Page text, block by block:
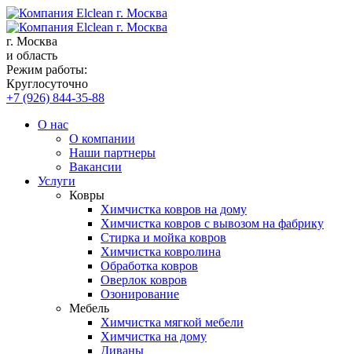
г. Москва
и область
Режим работы:
Круглосуточно
+7 (926) 844-35-88
О нас
О компании
Наши партнеры
Вакансии
Услуги
Ковры
Химчистка ковров на дому
Химчистка ковров с вывозом на фабрику
Стирка и мойка ковров
Химчистка ковролина
Обработка ковров
Оверлок ковров
Озонирование
Мебель
Химчистка мягкой мебели
Химчистка на дому
Диваны